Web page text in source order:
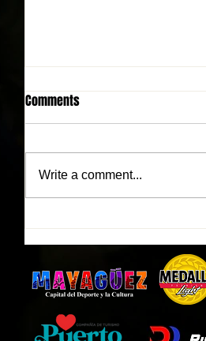
Indios de Mayagüez tendrán
entrada GRATIS este martes
Comments
Write a comment...